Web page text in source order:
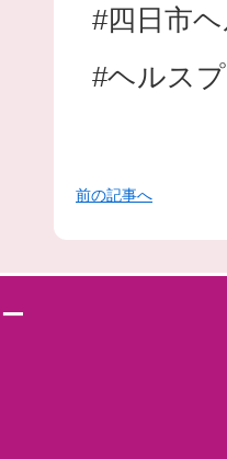
#四日市
#ヘルス
前の記事へ